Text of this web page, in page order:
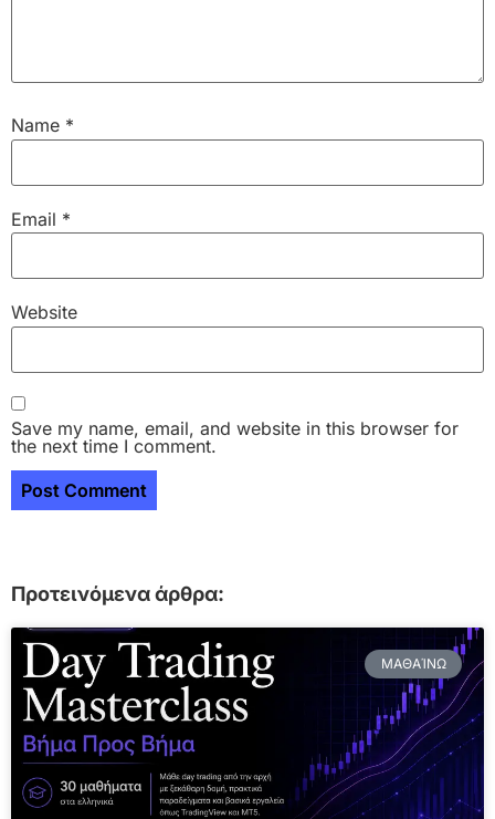
Name *
Email *
Website
Save my name, email, and website in this browser for
the next time I comment.
Προτεινόμενα άρθρα:
ΜΑΘΑΊΝΩ